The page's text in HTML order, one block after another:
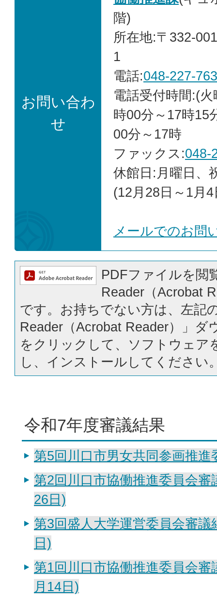
お問い合わ
せ
階)
所在地:〒332-
1
電話:048-227-
電話受付時間:(
時00分～17時15
00分～17時
ファックス:048-
休館日:月曜日、
(12月28日～1月4
メールでのお問
PDFファイルを閲
Reader（Acrobat
です。お持ちでない方は、左記
Reader（Acrobat Reader）」ダ
をクリックして、ソフトウェア
し、インストールしてください
令和7年度審議結果
第5回川口市男女共同参画推進
第2回川口市協働推進委員会審
26日)
第3回盛人大学運営委員会審議
日)
第1回川口市協働推進委員会審
月14日)